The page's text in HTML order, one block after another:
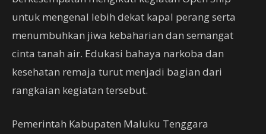
untuk mengenal lebih dekat kapal perang serta
menumbuhkan jiwa kebaharian dan semangat
cinta tanah air. Edukasi bahaya narkoba dan
kesehatan remaja turut menjadi bagian dari
rangkaian kegiatan tersebut.
Pemerintah Kabupaten Maluku Tenggara